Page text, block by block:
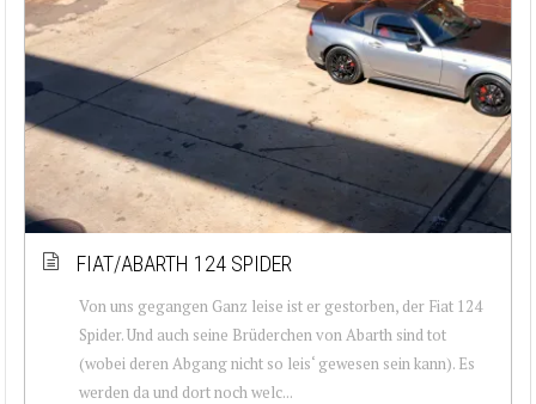
FIAT/ABARTH 124 SPIDER
Von uns gegangen Ganz leise ist er gestorben, der Fiat 124
Spider. Und auch seine Brüderchen von Abarth sind tot
(wobei deren Abgang nicht so leis‘ gewesen sein kann). Es
werden da und dort noch welc...